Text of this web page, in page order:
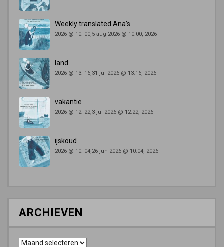
Weekly translated Ana’s
2026 @ 10: 00,5 aug 2026 @ 10:00, 2026
land
2026 @ 13: 16,31 jul 2026 @ 13:16, 2026
vakantie
2026 @ 12: 22,3 jul 2026 @ 12:22, 2026
ijskoud
2026 @ 10: 04,26 jun 2026 @ 10:04, 2026
ARCHIEVEN
Archieven